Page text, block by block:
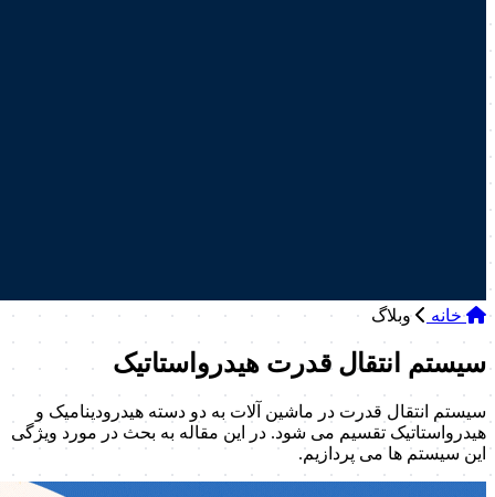
خانه وبلاگ
سیستم انتقال قدرت هیدرواستاتیک
سیستم انتقال قدرت در ماشین آلات به دو دسته هیدرودینامیک و
هیدرواستاتیک تقسیم می شود. در این مقاله به بحث در مورد ویژگی
این سیستم ها می پردازیم.